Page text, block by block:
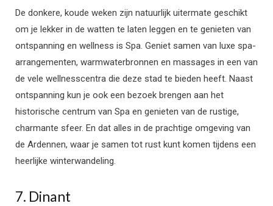
De donkere, koude weken zijn natuurlijk uitermate geschikt
om je lekker in de watten te laten leggen en te genieten van
ontspanning en wellness is Spa. Geniet samen van luxe spa-
arrangementen, warmwaterbronnen en massages in een van
de vele wellnesscentra die deze stad te bieden heeft. Naast
ontspanning kun je ook een bezoek brengen aan het
historische centrum van Spa en genieten van de rustige,
charmante sfeer. En dat alles in de prachtige omgeving van
de Ardennen, waar je samen tot rust kunt komen tijdens een
heerlijke winterwandeling.
7. Dinant